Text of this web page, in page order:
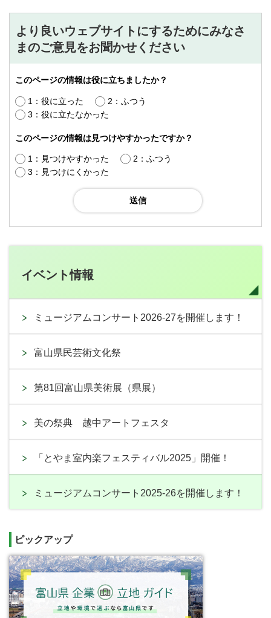
より良いウェブサイトにするためにみなさ
まのご意見をお聞かせください
このページの情報は役に立ちましたか？
1：役に立った
2：ふつう
3：役に立たなかった
このページの情報は見つけやすかったですか？
1：見つけやすかった
2：ふつう
3：見つけにくかった
イベント情報
ミュージアムコンサート2026-27を開催します！
富山県民芸術文化祭
第81回富山県美術展（県展）
美の祭典 越中アートフェスタ
「とやま室内楽フェスティバル2025」開催！
ミュージアムコンサート2025-26を開催します！
ピックアップ